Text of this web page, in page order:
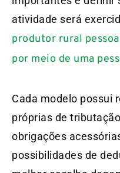
atividade será
produtor rural
por meio de uma
Cada modelo possui
próprias de
obrigações
possibilidades de